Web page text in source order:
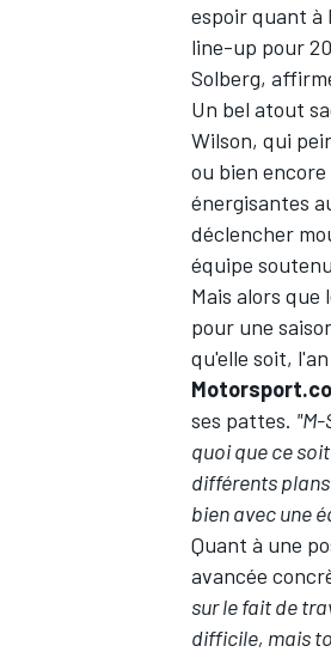
espoir quant à
line-up pour
Solberg,
Un bel atout
Wilson, qui
ou bien encore
énergisantes
déclencher
équipe
Mais alors
pour une
qu'elle soit,
ses pattes.
quoi que ce
différents
bien avec une
Quant à une
avancée
sur le fait de
difficile, mais